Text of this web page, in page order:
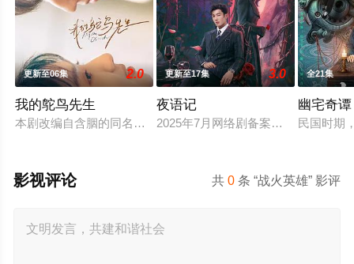
更新至06集 2.0
我的鸵鸟先生
本剧改编自含胭的同名小说，讲述了邻家女孩庞倩（苏晓彤 饰
更新至17集 3.0
夜语记
2025年7月网络剧备案当代 都市 海南
全21集
幽宅奇谭
民国时期
共0 条 “战火英雄” 影评
影视评论